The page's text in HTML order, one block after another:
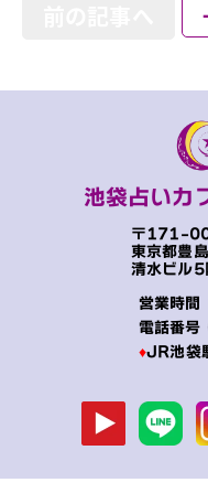
池袋占いカ
〒171-
東京都豊
清水ビル5
営業時
電話番号
♦JR池袋